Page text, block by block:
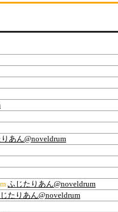
あん@noveldrum
ふじたりあん@noveldrum
たりあん@noveldrum